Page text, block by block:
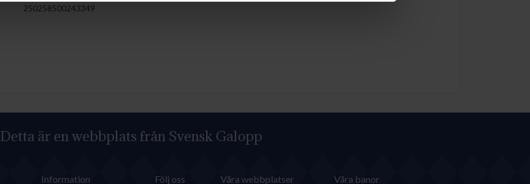
250258500243349
Detta är en webbplats från Svensk Galopp
Information Följ oss Våra webbplatser Våra banor